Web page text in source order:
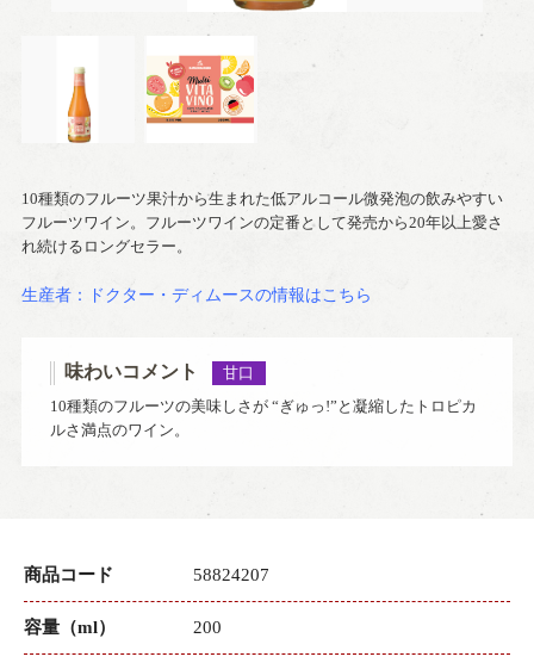
10種類のフルーツ果汁から生まれた低アルコール微発泡の飲みやすい
フルーツワイン。フルーツワインの定番として発売から20年以上愛さ
れ続けるロングセラー。
生産者：ドクター・ディムースの情報はこちら
味わいコメント
甘口
10種類のフルーツの美味しさが “ぎゅっ!”と凝縮したトロピカ
ルさ満点のワイン。
商品コード 58824207
容量（ml） 200